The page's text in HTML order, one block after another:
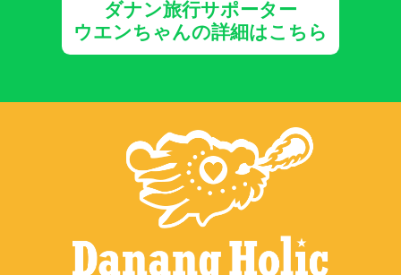
ダナン旅行サポーター
ウエンちゃんの詳細はこちら